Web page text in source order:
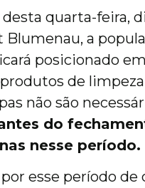
quarta-feira,
Blumenau, a
posicionado
de
não são
do
nesse período.
por esse período